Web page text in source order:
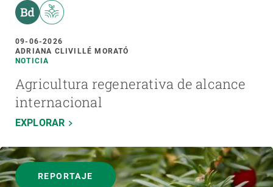
09-06-2026
ADRIANA CLIVILLÉ MORATÓ
NOTICIA
Agricultura regenerativa de alcance
internacional
EXPLORAR
REPORTAJE